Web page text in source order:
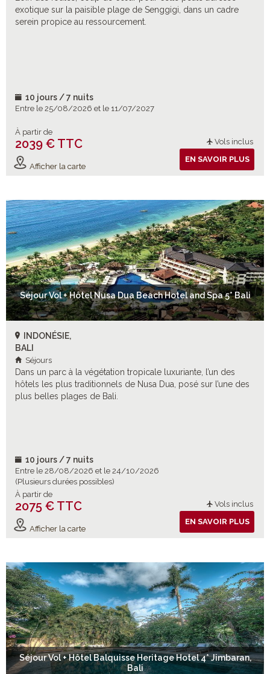
exotique sur la paisible plage de Senggigi, dans un cadre
serein propice au ressourcement.
10 jours / 7 nuits
Entre le 25/08/2026 et le 11/07/2027
À partir de
2039 € TTC Vols inclus
Afficher la carte
EN SAVOIR PLUS
Séjour Vol + Hôtel Nusa Dua Beach Hotel and Spa 5* Bali
INDONÉSIE,
BALI
Séjours
Dans un parc à la végétation tropicale luxuriante, l’un des
hôtels les plus traditionnels de Nusa Dua, posé sur l’une des
plus belles plages de Bali.
10 jours / 7 nuits
Entre le 28/08/2026 et le 24/10/2026
(Plusieurs durées possibles)
À partir de
2075 € TTC Vols inclus
Afficher la carte
EN SAVOIR PLUS
Séjour Vol + Hôtel Balquisse Heritage Hotel 4* Jimbaran,
Bali